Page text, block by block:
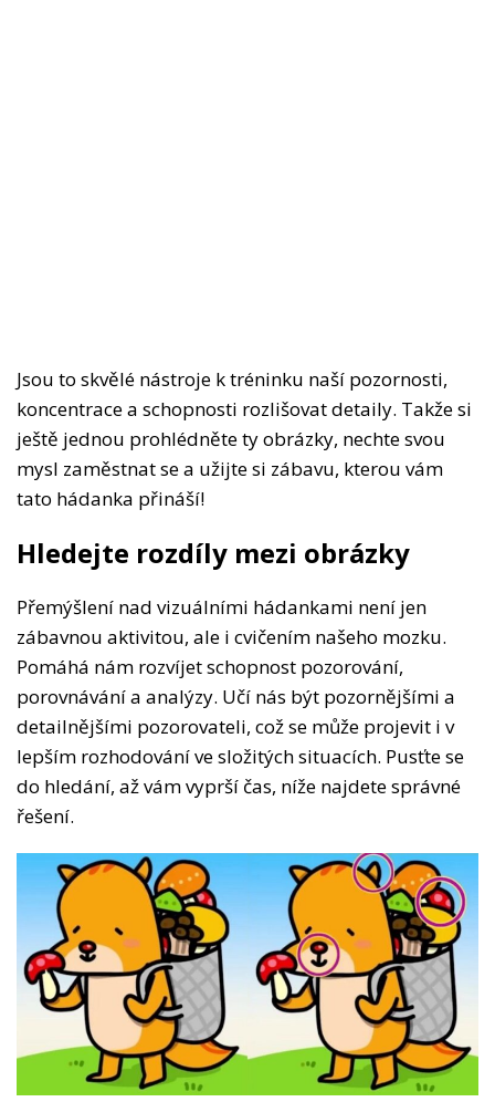
Jsou to skvělé nástroje k tréninku naší pozornosti,
koncentrace a schopnosti rozlišovat detaily. Takže si
ještě jednou prohlédněte ty obrázky, nechte svou
mysl zaměstnat se a užijte si zábavu, kterou vám
tato hádanka přináší!
Hledejte rozdíly mezi obrázky
Přemýšlení nad vizuálními hádankami není jen
zábavnou aktivitou, ale i cvičením našeho mozku.
Pomáhá nám rozvíjet schopnost pozorování,
porovnávání a analýzy. Učí nás být pozornějšími a
detailnějšími pozorovateli, což se může projevit i v
lepším rozhodování ve složitých situacích. Pusťte se
do hledání, až vám vyprší čas, níže najdete správné
řešení.